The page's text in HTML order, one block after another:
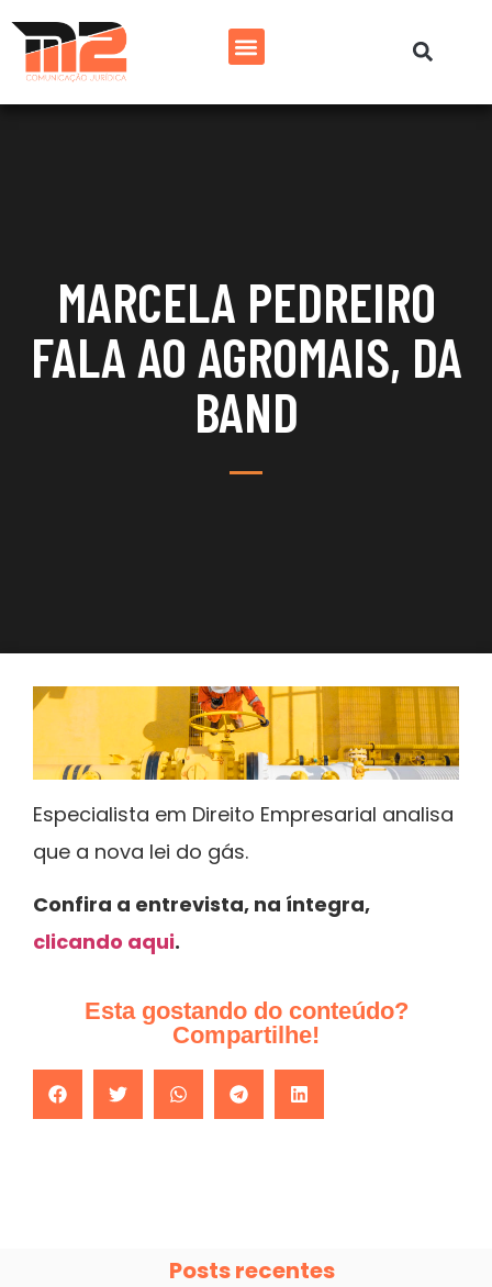
MARCELA PEDREIRO
FALA AO AGROMAIS, DA
BAND
Especialista em Direito Empresarial analisa
que a nova lei do gás.
Confira a entrevista, na íntegra,
clicando aqui.
Esta gostando do conteúdo?
Compartilhe!
Posts recentes